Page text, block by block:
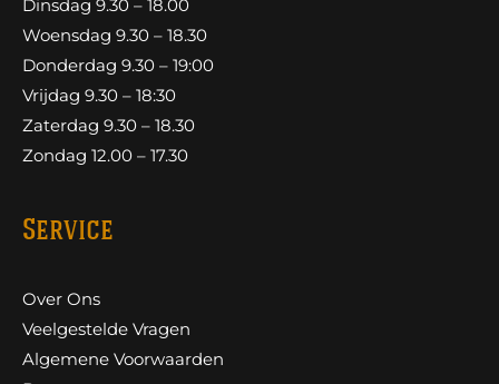
Dinsdag 9.30 – 18.00
Woensdag 9.30 – 18.30
Donderdag 9.30 – 19:00
Vrijdag 9.30 – 18:30
Zaterdag 9.30 – 18.30
Zondag 12.00 – 17.30
Service
Over Ons
Veelgestelde Vragen
Algemene Voorwaarden